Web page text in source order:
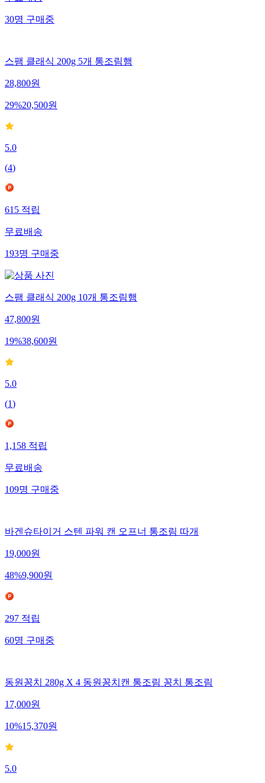
30명 구매중
스팸 클래식 200g 5개 통조림햄
28,800원
29%20,500원
5.0
(4)
615 적립
무료배송
193명 구매중
스팸 클래식 200g 10개 통조림햄
47,800원
19%38,600원
5.0
(1)
1,158 적립
무료배송
109명 구매중
바겐슈타이거 스텐 파워 캔 오프너 통조림 따개
19,000원
48%9,900원
297 적립
60명 구매중
동원꽁치 280g X 4 동원꽁치캔 통조림 꽁치 통조림
17,000원
10%15,370원
5.0